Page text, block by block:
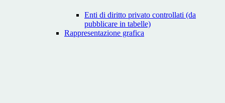
Enti di diritto privato controllati (da
pubblicare in tabelle)
Rappresentazione grafica